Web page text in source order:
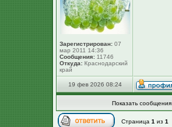
Зарегистрирован: 07
мар 2011 14:36
Сообщения: 11746
Откуда: Краснодарский
край
19 фев 2026 08:24
Показать сообщения
Страница 1 из 1